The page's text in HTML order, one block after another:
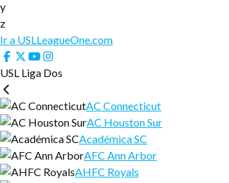
y
z
Ir a USLLeagueOne.com
USL Liga Dos
AC Connecticut
AC Houston Sur
Académica SC
AFC Ann Arbor
AHFC Royals